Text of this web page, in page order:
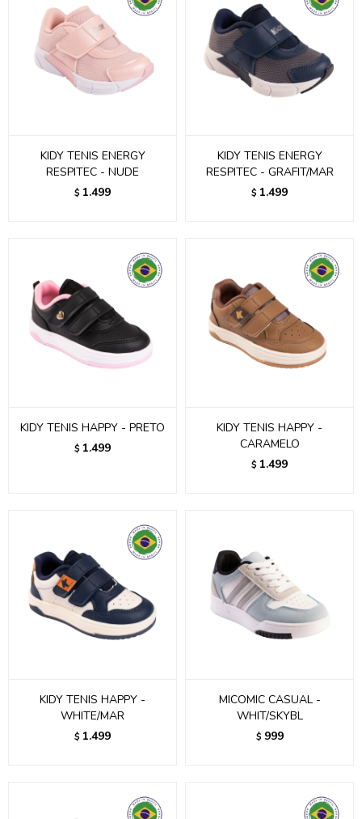
KIDY TENIS ENERGY
RESPITEC - NUDE
$ 1.499
KIDY TENIS ENERGY
RESPITEC - GRAFIT/MAR
$ 1.499
KIDY TENIS HAPPY - PRETO
$ 1.499
KIDY TENIS HAPPY -
CARAMELO
$ 1.499
KIDY TENIS HAPPY -
WHITE/MAR
$ 1.499
MICOMIC CASUAL -
WHIT/SKYBL
$ 999